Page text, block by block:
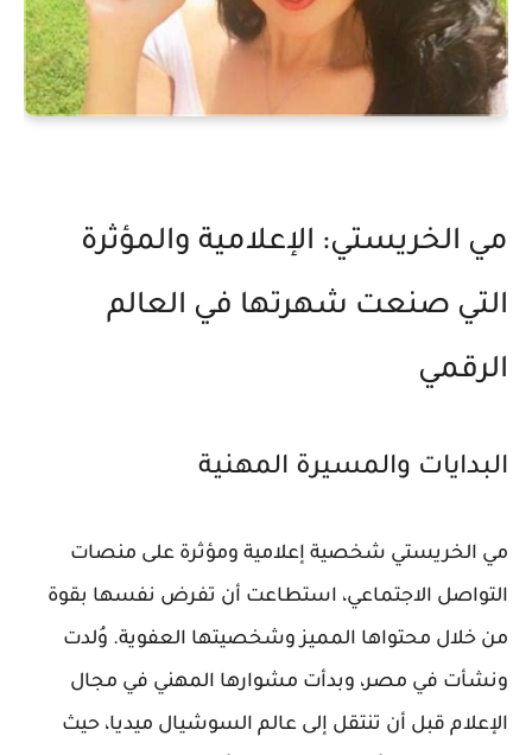
مي الخريستي: الإعلامية والمؤثرة
التي صنعت شهرتها في العالم
الرقمي
البدايات والمسيرة المهنية
مي الخريستي شخصية إعلامية ومؤثرة على منصات
التواصل الاجتماعي، استطاعت أن تفرض نفسها بقوة
من خلال محتواها المميز وشخصيتها العفوية. وُلدت
ونشأت في مصر، وبدأت مشوارها المهني في مجال
الإعلام قبل أن تنتقل إلى عالم السوشيال ميديا، حيث